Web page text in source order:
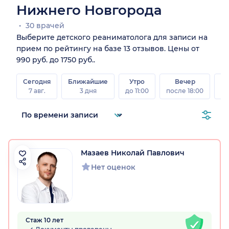
Нижнего Новгорода
30 врачей
Выберите детского реаниматолога для записи на
прием по рейтингу на базе 13 отзывов. Цены от
990 руб. до 1750 руб..
Сегодня
7 авг.
Ближайшие
3 дня
Утро
до 11:00
Вечер
после 18:00
Мазаев Николай Павлович
Нет оценок
Стаж 10 лет